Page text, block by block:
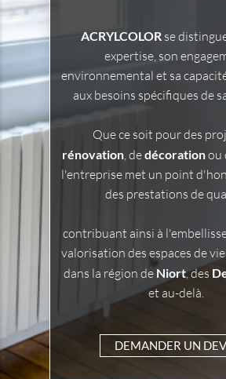
ACRYLCOLOR se
expertise, son
environnemental et sa
aux besoins spécifiques de
Que ce soit pour des
rénovation, dedécorationou
l'entreprise met un point
des prestations de
contribuant ainsi à
valorisation des espaces de
dans la région de Niort, des
et au-delà.
DEMANDER UN